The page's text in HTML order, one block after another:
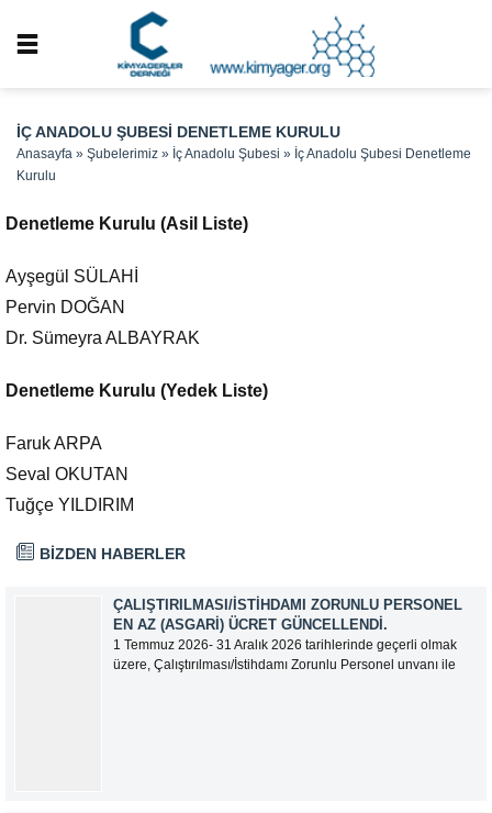
İÇ ANADOLU ŞUBESI DENETLEME KURULU
Anasayfa » Şubelerimiz » İç Anadolu Şubesi » İç Anadolu Şubesi Denetleme
Kurulu
Denetleme Kurulu (Asil Liste)
Ayşegül SÜLAHİ
Pervin DOĞAN
Dr. Sümeyra ALBAYRAK
Denetleme Kurulu (Yedek Liste)
Faruk ARPA
Seval OKUTAN
Tuğçe YILDIRIM
BİZDEN HABERLER
ÇALIŞTIRILMASI/İSTIHDAMI ZORUNLU PERSONEL
EN AZ (ASGARI) ÜCRET GÜNCELLENDI.
1 Temmuz 2026- 31 Aralık 2026 tarihlerinde geçerli olmak
üzere, Çalıştırılması/İstihdamı Zorunlu Personel unvanı ile